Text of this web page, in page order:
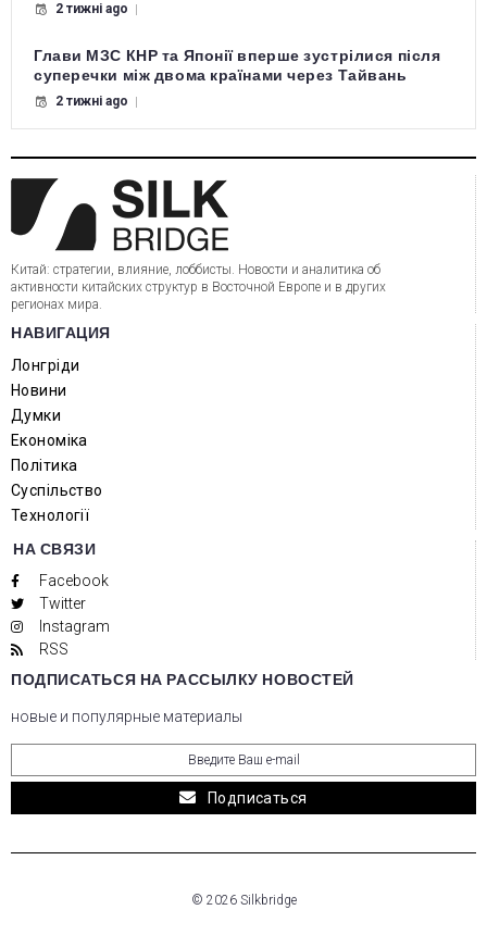
2 тижні ago
Глави МЗС КНР та Японії вперше зустрілися після
суперечки між двома країнами через Тайвань
2 тижні ago
Китай: стратегии, влияние, лоббисты. Новости и аналитика об
активности китайских структур в Восточной Европе и в других
регионах мира.
НАВИГАЦИЯ
Лонгріди
Новини
Думки
Економіка
Політика
Суспільство
Технології
НА СВЯЗИ
Facebook
Twitter
Instagram
RSS
ПОДПИСАТЬСЯ НА РАССЫЛКУ НОВОСТЕЙ
новые и популярные материалы
Подписаться
© 2026 Silkbridge